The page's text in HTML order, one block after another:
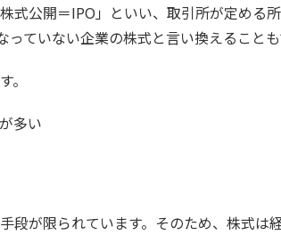
式公開＝IPO」といい、取引所が定める
ていない企業の株式と言い換えることも
。
多い
段が限られています。そのため、株式は